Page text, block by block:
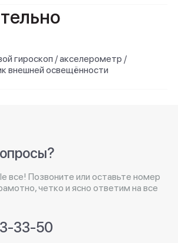
гироскоп / акселерометр /
внешней освещённости
все! Позвоните или оставьте номер
четко и ясно ответим на все
33-50